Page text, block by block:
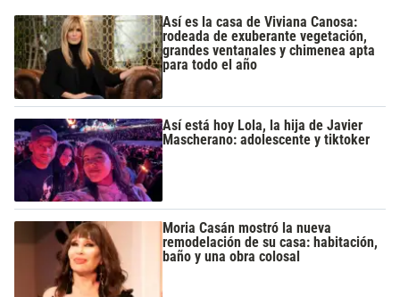
Así es la casa de Viviana Canosa:
rodeada de exuberante vegetación,
grandes ventanales y chimenea apta
para todo el año
Así está hoy Lola, la hija de Javier
Mascherano: adolescente y tiktoker
Moria Casán mostró la nueva
remodelación de su casa: habitación,
baño y una obra colosal